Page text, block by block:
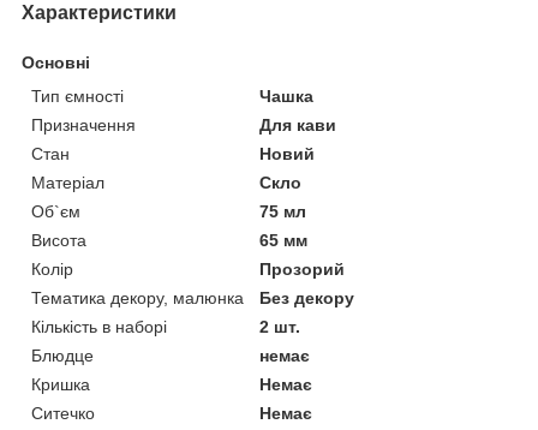
Характеристики
Основні
Тип ємності
Чашка
Призначення
Для кави
Стан
Новий
Матеріал
Скло
Об`єм
75 мл
Висота
65 мм
Колір
Прозорий
Тематика декору, малюнка
Без декору
Кількість в наборі
2 шт.
Блюдце
немає
Кришка
Немає
Ситечко
Немає